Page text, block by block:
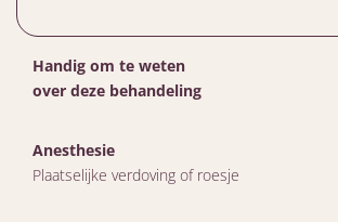
Handig om te weten
over deze behandeling
Anesthesie
Plaatselijke verdoving of roesje